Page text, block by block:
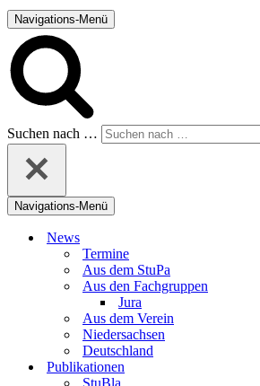
Navigations-Menü
Suchen nach …
Navigations-Menü
News
Termine
Aus dem StuPa
Aus den Fachgruppen
Jura
Aus dem Verein
Niedersachsen
Deutschland
Publikationen
StuBla